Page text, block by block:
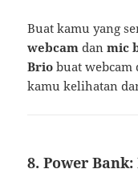
Buat kamu yang
webcam danmic
Brio buat
kamu kelihatan
8. Power